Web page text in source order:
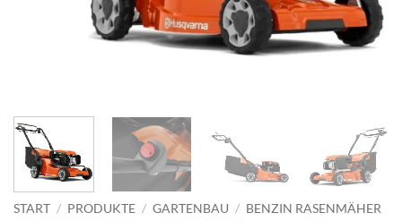
START / PRODUKTE / GARTENBAU / BENZIN RASENMÄHER